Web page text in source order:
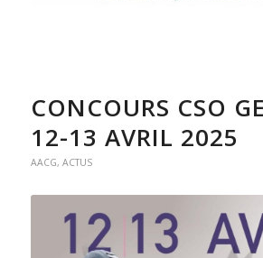
CONCOURS CSO
12-13 AVRIL 2025
AACG, ACTUS